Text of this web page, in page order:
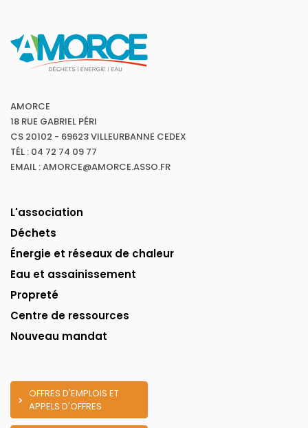
AMORCE
18 RUE GABRIEL PÉRI
CS 20102 - 69623 VILLEURBANNE CEDEX
TÉL : 04 72 74 09 77
EMAIL : AMORCE@AMORCE.ASSO.FR
L'association
Déchets
Énergie et réseaux de chaleur
Eau et assainissement
Propreté
Centre de ressources
Nouveau mandat
OFFRES D'EMPLOIS ET
APPELS D'OFFRES